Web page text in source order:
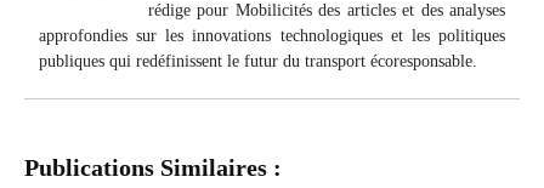
rédige pour Mobilicités des articles et des analyses
approfondies sur les innovations technologiques et les politiques
publiques qui redéfinissent le futur du transport écoresponsable.
Publications Similaires :